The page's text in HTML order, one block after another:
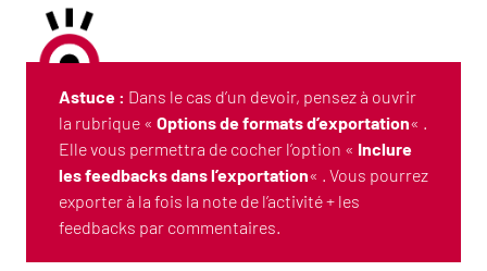
Astuce : Dans le cas d’un devoir, pensez à ouvrir
la rubrique « Options de formats d’exportation« .
Elle vous permettra de cocher l’option « Inclure
les feedbacks dans l’exportation« . Vous pourrez
exporter à la fois la note de l’activité + les
feedbacks par commentaires.